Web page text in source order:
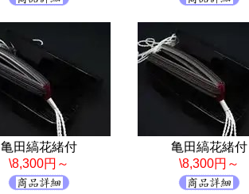
亀田縞花緒付
\8,300円～
亀田縞花緒付
\8,300円～